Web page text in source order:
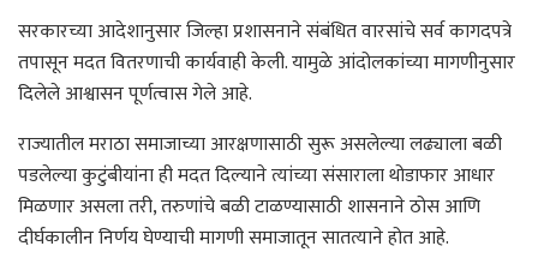
सरकारच्या आदेशानुसार जिल्हा प्रशासनाने संबंधित वारसांचे सर्व कागदपत्रे
तपासून मदत वितरणाची कार्यवाही केली. यामुळे आंदोलकांच्या मागणीनुसार
दिलेले आश्वासन पूर्णत्वास गेले आहे.
राज्यातील मराठा समाजाच्या आरक्षणासाठी सुरू असलेल्या लढ्याला बळी
पडलेल्या कुटुंबीयांना ही मदत दिल्याने त्यांच्या संसाराला थोडाफार आधार
मिळणार असला तरी, तरुणांचे बळी टाळण्यासाठी शासनाने ठोस आणि
दीर्घकालीन निर्णय घेण्याची मागणी समाजातून सातत्याने होत आहे.